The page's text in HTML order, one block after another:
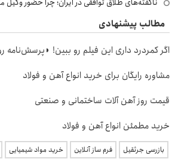
مطالب پیشنهادی
اگر کمردرد داری این فیلم رو ببین! ◗پرسش‌نامه
مشاوره رایگان برای خرید انواع آهن و فولاد
قیمت روز آهن آلات ساختمانی و صنعتی
خرید مطمئن انواع آهن و فولاد
بازرسی جرثقیل فرم ساز آنلاین خرید مواد شیمیایی